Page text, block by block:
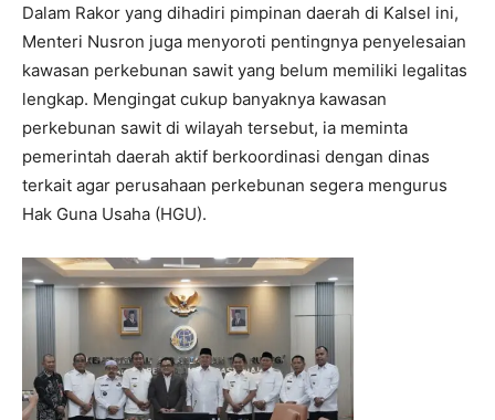
Dalam Rakor yang dihadiri pimpinan daerah di Kalsel ini,
Menteri Nusron juga menyoroti pentingnya penyelesaian
kawasan perkebunan sawit yang belum memiliki legalitas
lengkap. Mengingat cukup banyaknya kawasan
perkebunan sawit di wilayah tersebut, ia meminta
pemerintah daerah aktif berkoordinasi dengan dinas
terkait agar perusahaan perkebunan segera mengurus
Hak Guna Usaha (HGU).